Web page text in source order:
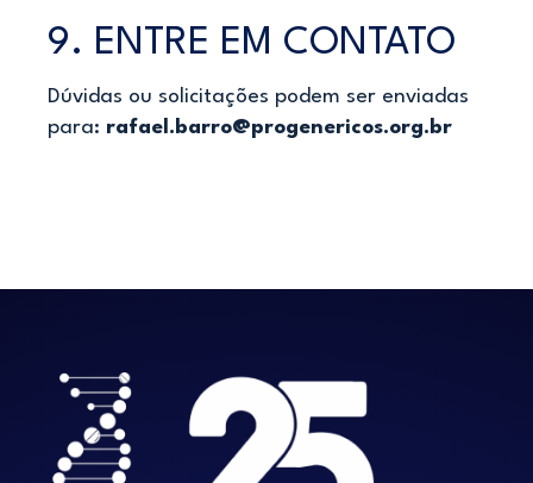
9. ENTRE EM CONTATO
Dúvidas ou solicitações podem ser enviadas
para: rafael.barro@progenericos.org.br